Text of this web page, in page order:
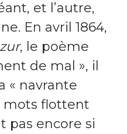
et l’autre,
En avril 1864,
, le poème
de mal », il
« navrante
mots flottent
pas encore si